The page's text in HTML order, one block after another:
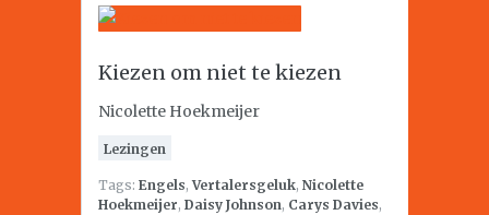
Kiezen om niet te kiezen
Nicolette Hoekmeijer
Lezingen
Tags: Engels,Vertalersgeluk, Nicolette
Hoekmeijer, Daisy Johnson, Carys Davies,